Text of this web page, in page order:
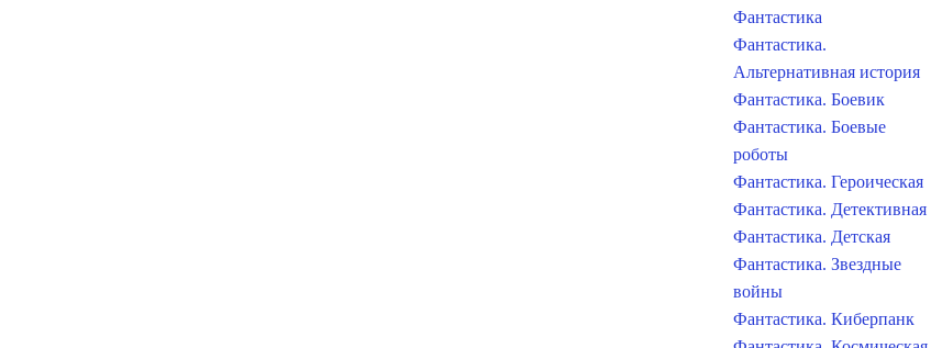
Фантастика
Фантастика.
Альтернативная история
Фантастика. Боевик
Фантастика. Боевые
роботы
Фантастика. Героическая
Фантастика. Детективная
Фантастика. Детская
Фантастика. Звездные
войны
Фантастика. Киберпанк